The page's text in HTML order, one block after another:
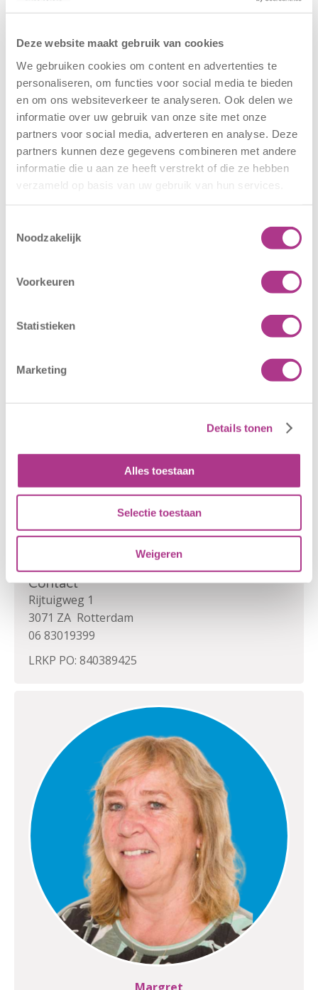
Deze website maakt gebruik van cookies
We gebruiken cookies om content en advertenties te
personaliseren, om functies voor social media te bieden
en om ons websiteverkeer te analyseren. Ook delen we
informatie over uw gebruik van onze site met onze
partners voor social media, adverteren en analyse. Deze
partners kunnen deze gegevens combineren met andere
informatie die u aan ze heeft verstrekt of die ze hebben
verzameld op basis van uw gebruik van hun services.
Noodzakelijk
Voorkeuren
Statistieken
Marketing
Details tonen
Alles toestaan
Selectie toestaan
Weigeren
Naam ouder/verzorger
Voornaam
E-mailadres ouder/verzorger
Rondleiding aanvragen
Bereken kosten
Contact
Rijtuigweg 1
3071 ZA Rotterdam
06 83019399
LRKP PO: 840389425